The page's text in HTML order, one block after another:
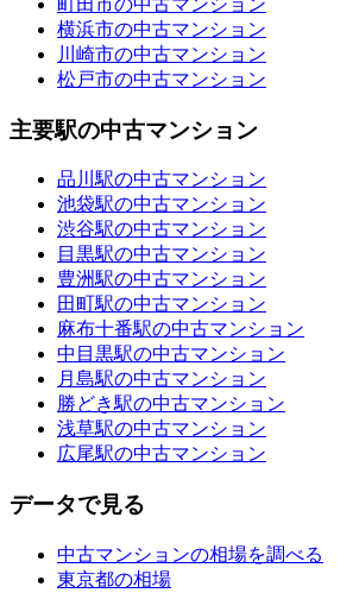
町田市の中古マンション
横浜市の中古マンション
川崎市の中古マンション
松戸市の中古マンション
主要駅の中古マンション
品川駅の中古マンション
池袋駅の中古マンション
渋谷駅の中古マンション
目黒駅の中古マンション
豊洲駅の中古マンション
田町駅の中古マンション
麻布十番駅の中古マンション
中目黒駅の中古マンション
月島駅の中古マンション
勝どき駅の中古マンション
浅草駅の中古マンション
広尾駅の中古マンション
データで見る
中古マンションの相場を調べる
東京都の相場